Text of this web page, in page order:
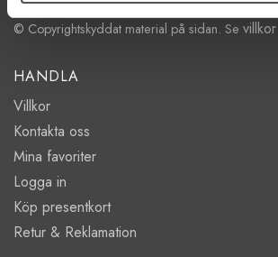
© Copyrightskyddat material på sidan. Se villkor
HANDLA
Villkor
Kontakta oss
Mina favoriter
Logga in
Köp presentkort
Retur & Reklamation